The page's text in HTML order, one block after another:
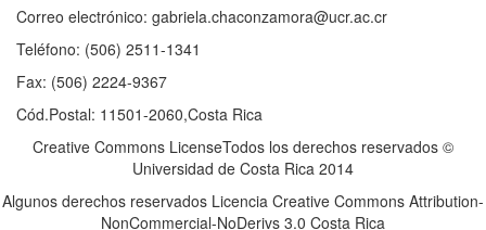
Correo electrónico: gabriela.chaconzamora@ucr.ac.cr
Teléfono: (506) 2511-1341
Fax: (506) 2224-9367
Cód.Postal: 11501-2060,Costa Rica
Creative Commons LicenseTodos los derechos reservados ©
Universidad de Costa Rica 2014
Algunos derechos reservados Licencia Creative Commons Attribution-
NonCommercial-NoDerivs 3.0 Costa Rica